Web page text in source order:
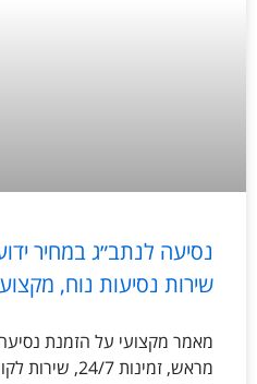
נסיעה לנתב״ג במחיר
שירות נסיעות נוח, מקצועי
מאמר מקצועי על הזמנת
מראש, זמינות